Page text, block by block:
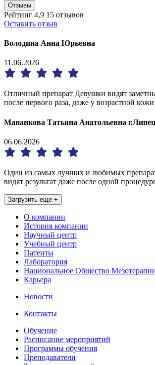
Отзывы
Рейтинг 4,9 15 отзывов
Оставить отзыв
Володина Анна Юрьевна
11.06.2026
Отличный препарат Девушки видят
после первого раза, даже у возрастной кожи
Мананкова Татьяна Анатольевна
06.06.2026
Один из самых лучших и любимых
видят результат даже после одной
Загрузить еще +
О компании
История компании
Научный центр
Учебный центр
Патенты
Лаборатория
Национальное Общество
Карьера
Новости
Контакты
Обучение
Расписание мероприятий
Программы обучения
Преподаватели